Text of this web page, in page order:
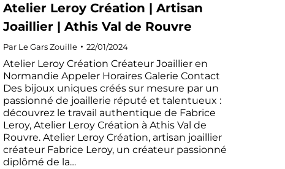
Atelier Leroy Création | Artisan
Joaillier | Athis Val de Rouvre
Par Le Gars Zouille 22/01/2024
Atelier Leroy Création Créateur Joaillier en
Normandie Appeler Horaires Galerie Contact
Des bijoux uniques créés sur mesure par un
passionné de joaillerie réputé et talentueux :
découvrez le travail authentique de Fabrice
Leroy, Atelier Leroy Création à Athis Val de
Rouvre. Atelier Leroy Création, artisan joaillier
créateur Fabrice Leroy, un créateur passionné
diplômé de la…